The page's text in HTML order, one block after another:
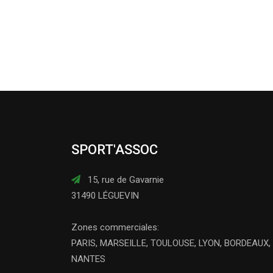
SPORT'ASSOC
15, rue de Gavarnie
31490 LÉGUEVIN
Zones commerciales:
PARIS, MARSEILLE, TOULOUSE, LYON, BORDEAUX,
NANTES